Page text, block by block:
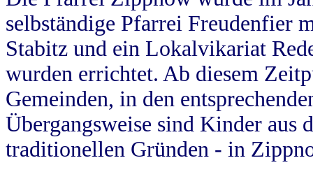
selbständige Pfarrei Freudenfier
Stabitz und ein Lokalvikariat
wurden errichtet. Ab diesem
Gemeinden, in den
Übergangsweise sind Kinder aus
traditionellen Gründen - in